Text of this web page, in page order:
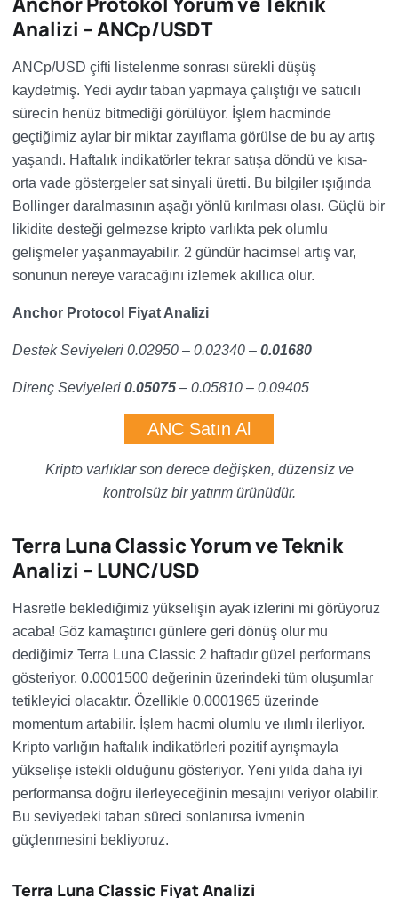
Analizi – ANCp/USDT
ANCp/USD çifti listelenme sonrası sürekli düşüş
kaydetmiş. Yedi aydır taban yapmaya çalıştığı ve satıcılı
sürecin henüz bitmediği görülüyor. İşlem hacminde
geçtiğimiz aylar bir miktar zayıflama görülse de bu ay artış
yaşandı. Haftalık indikatörler tekrar satışa döndü ve kısa-
orta vade göstergeler sat sinyali üretti. Bu bilgiler ışığında
Bollinger daralmasının aşağı yönlü kırılması olası. Güçlü bir
likidite desteği gelmezse kripto varlıkta pek olumlu
gelişmeler yaşanmayabilir. 2 gündür hacimsel artış var,
sonunun nereye varacağını izlemek akıllıca olur.
Anchor Protocol Fiyat Analizi
Destek Seviyeleri 0.02950 – 0.02340 – 0.01680
Direnç Seviyeleri 0.05075 – 0.05810 – 0.09405
ANC Satın Al
Kripto varlıklar son derece değişken, düzensiz ve
kontrolsüz bir yatırım ürünüdür.
Terra Luna Classic Yorum ve Teknik
Analizi – LUNC/USD
Hasretle beklediğimiz yükselişin ayak izlerini mi görüyoruz
acaba! Göz kamaştırıcı günlere geri dönüş olur mu
dediğimiz Terra Luna Classic 2 haftadır güzel performans
gösteriyor. 0.0001500 değerinin üzerindeki tüm oluşumlar
tetikleyici olacaktır. Özellikle 0.0001965 üzerinde
momentum artabilir. İşlem hacmi olumlu ve ılımlı ilerliyor.
Kripto varlığın haftalık indikatörleri pozitif ayrışmayla
yükselişe istekli olduğunu gösteriyor. Yeni yılda daha iyi
performansa doğru ilerleyeceğinin mesajını veriyor olabilir.
Bu seviyedeki taban süreci sonlanırsa ivmenin
güçlenmesini bekliyoruz.
Terra Luna Classic Fiyat Analizi